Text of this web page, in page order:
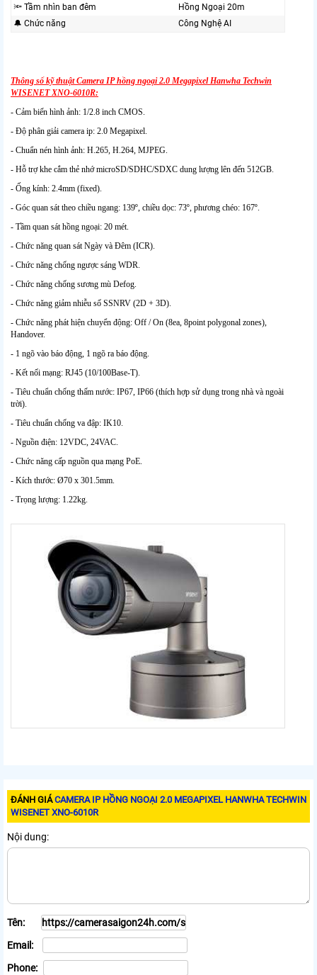
🔦 Tầm nhìn ban đêm
Hồng Ngoại 20m
🔔 Chức năng
Công Nghệ AI
Thông số kỹ thuật Camera IP hồng ngoại 2.0 Megapixel Hanwha Techwin
WISENET XNO-6010R:
- Cảm biến hình ảnh: 1/2.8 inch CMOS.
- Độ phân giải camera ip: 2.0 Megapixel.
- Chuẩn nén hình ảnh: H.265, H.264, MJPEG.
- Hỗ trợ khe cắm thẻ nhớ microSD/SDHC/SDXC dung lượng lên đến 512GB.
- Ống kính: 2.4mm (fixed).
- Góc quan sát theo chiều ngang: 139º, chiều dọc: 73º, phương chéo: 167º.
- Tầm quan sát hồng ngoại: 20 mét.
- Chức năng quan sát Ngày và Đêm (ICR).
- Chức năng chống ngược sáng WDR.
- Chức năng chống sương mù Defog.
- Chức năng giảm nhiễu số SSNRV (2D + 3D).
- Chức năng phát hiện chuyển động: Off / On (8ea, 8point polygonal zones),
Handover.
- 1 ngõ vào báo động, 1 ngõ ra báo động.
- Kết nối mạng: RJ45 (10/100Base-T).
- Tiêu chuẩn chống thấm nước: IP67, IP66 (thích hợp sử dụng trong nhà và ngoài
trời).
- Tiêu chuẩn chống va đập: IK10.
- Nguồn điện: 12VDC, 24VAC.
- Chức năng cấp nguồn qua mạng PoE.
- Kích thước: Ø70 x 301.5mm.
- Trọng lượng: 1.22kg.
ĐÁNH GIÁCAMERA IP HỒNG NGOẠI 2.0 MEGAPIXEL HANWHA TECHWIN
WISENET XNO-6010R
Nội dung:
Tên:
Email:
Phone: